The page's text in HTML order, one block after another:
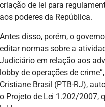
criação de lei para
aos poderes da República.
Antes disso, porém, o
editar normas sobre a
Judiciário em relação aos
lobby de operações de
Cristiane Brasil (PTB-RJ),
o Projeto de Lei 1.202/2007,